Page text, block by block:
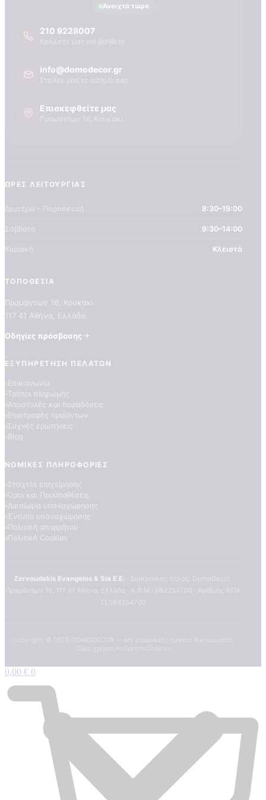
ΕΠΕΞΗΓΗΣΗ ΣΥΜΒΟΛΩΝ
Ανοιχτά τώρα
210 9228007
info@domodecor.gr
Επισκεφθείτε μας
ΏΡΕΣ ΛΕΙΤΟΥΡΓΊΑΣ
Δευτέρα – Παρασκευή 8:30–19:00
Σάββατο 9:30–14:00
Κυριακή Κλειστά
ΤΟΠΟΘΕΣΊΑ
Πραμάντων 16, Κουκάκι
117 41 Αθήνα, Ελλάδα
Οδηγίες πρόσβασης
ΕΞΥΠΗΡΈΤΗΣΗ ΠΕΛΑΤΏΝ
Επικοινωνία
Τρόποι πληρωμής
Αποστολές και παραδόσεις
Επιστροφές προϊόντων
Συχνές ερωτήσεις
Blog
ΝΟΜΙΚΈΣ ΠΛΗΡΟΦΟΡΊΕΣ
Στοιχεία επιχείρησης
Όροι και Προϋποθέσεις
Δικαίωμα υπαναχώρησης
Έντυπο υπαναχώρησης
Πολιτική απορρήτου
Πολιτική Cookies
Zervoudakis Evangelos & Sia E.E.
0,00 € 0